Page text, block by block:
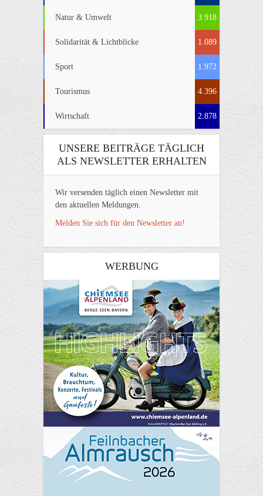
Natur & Umwelt 3.918
Solidarität & Lichtblicke 1.089
Sport 1.972
Tourismus 4.396
Wirtschaft 2.878
UNSERE BEITRÄGE TÄGLICH
ALS NEWSLETTER ERHALTEN
Wir versenden täglich einen Newsletter mit
den aktuellen Meldungen.
Melden Sie sich für den Newsletter an!
WERBUNG